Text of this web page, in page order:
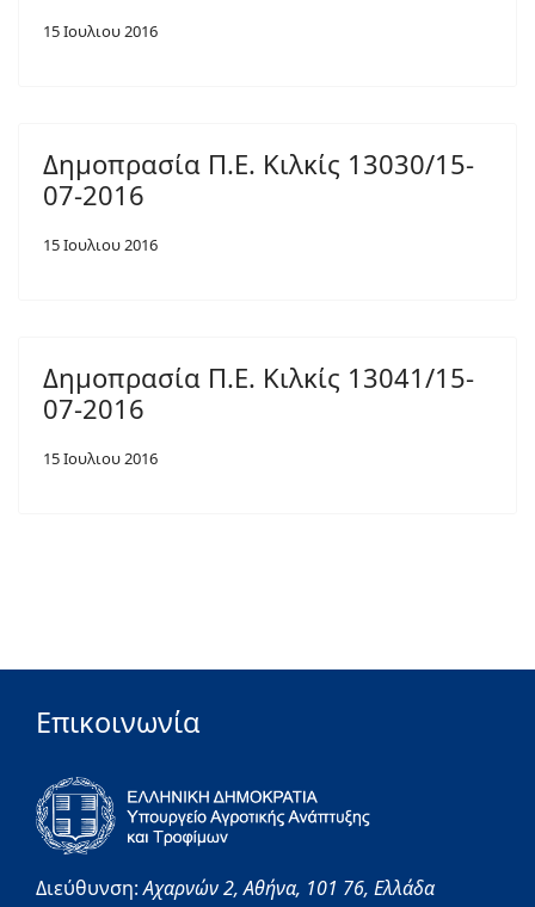
15 Ιουλιου 2016
Δημοπρασία Π.Ε. Κιλκίς 13030/15-
07-2016
15 Ιουλιου 2016
Δημοπρασία Π.Ε. Κιλκίς 13041/15-
07-2016
15 Ιουλιου 2016
Επικοινωνία
Διεύθυνση:Αχαρνών 2,Αθήνα, 101 76, Ελλάδα